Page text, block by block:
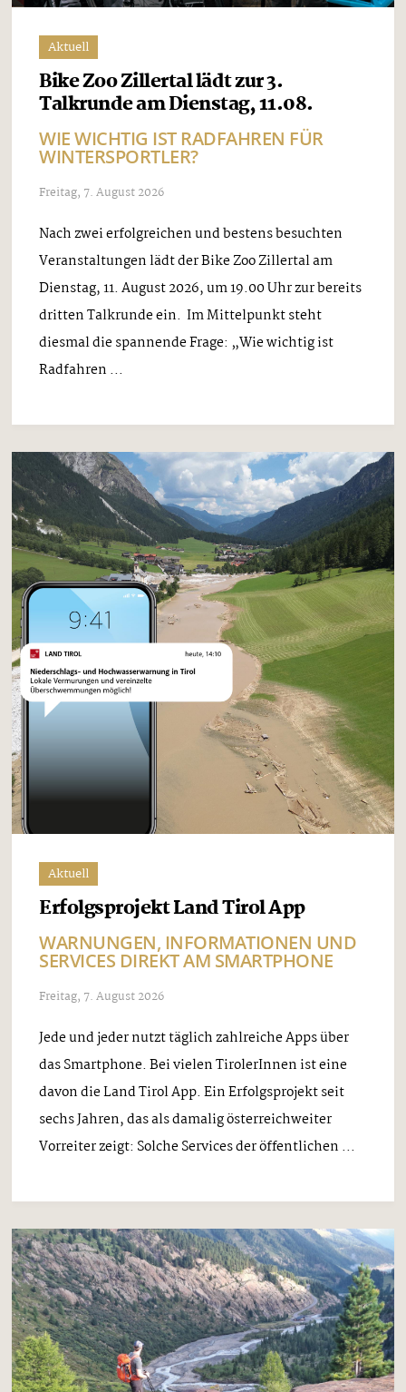
Aktuell
Bike Zoo Zillertal lädt zur 3.
Talkrunde am Dienstag, 11.08.
WIE WICHTIG IST RADFAHREN FÜR
WINTERSPORTLER?
Freitag, 7. August 2026
Nach zwei erfolgreichen und bestens besuchten
Veranstaltungen lädt der Bike Zoo Zillertal am
Dienstag, 11. August 2026, um 19.00 Uhr zur bereits
dritten Talkrunde ein. Im Mittelpunkt steht
diesmal die spannende Frage: „Wie wichtig ist
Radfahren ...
Aktuell
Erfolgsprojekt Land Tirol App
WARNUNGEN, INFORMATIONEN UND
SERVICES DIREKT AM SMARTPHONE
Freitag, 7. August 2026
Jede und jeder nutzt täglich zahlreiche Apps über
das Smartphone. Bei vielen TirolerInnen ist eine
davon die Land Tirol App. Ein Erfolgsprojekt seit
sechs Jahren, das als damalig österreichweiter
Vorreiter zeigt: Solche Services der öffentlichen ...